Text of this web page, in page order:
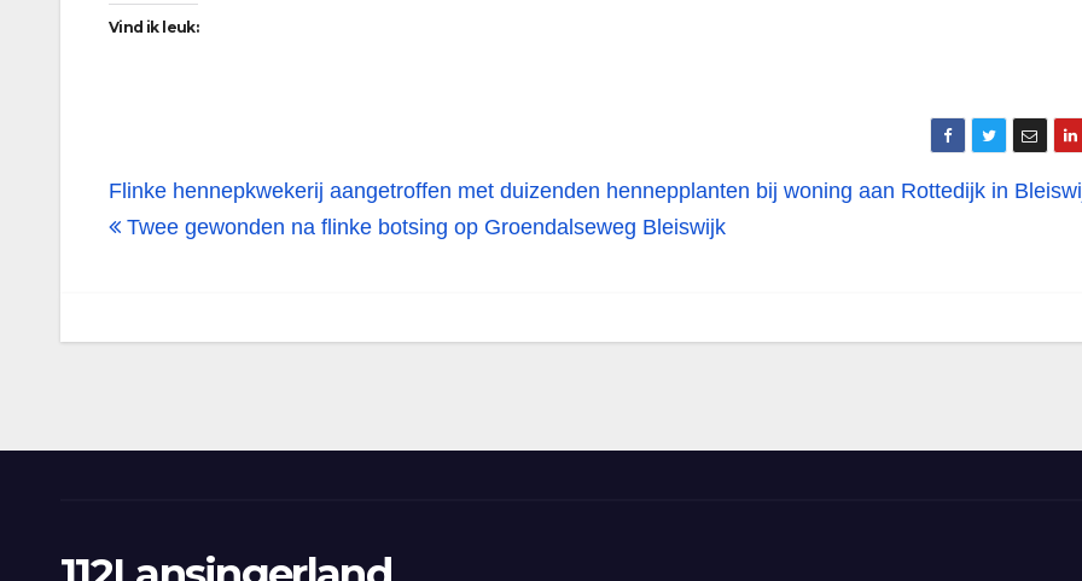
Vind ik leuk:
Bericht
navigatie
Flinke hennepkwekerij aangetroffen met duizenden hennepplanten bij woning aan Rottedijk in
Twee gewonden na flinke botsing op Groendalseweg Bleiswijk